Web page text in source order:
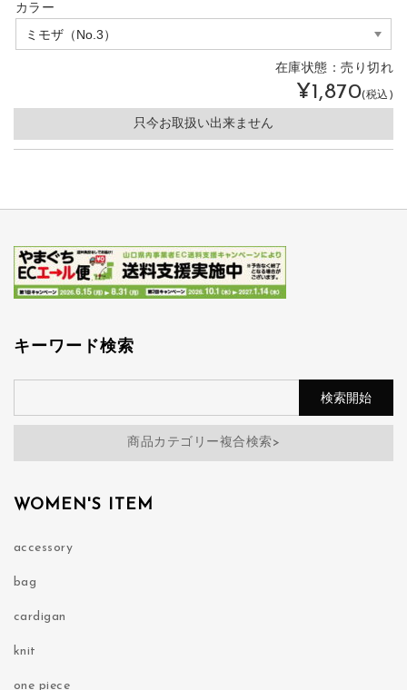
カラー
在庫状態：売り切れ
¥1,870(税込)
只今お取扱い出来ません
キーワード検索
商品カテゴリー複合検索>
WOMEN'S ITEM
accessory
bag
cardigan
knit
one piece